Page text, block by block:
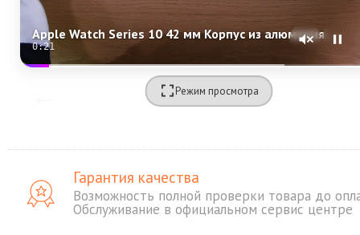
Apple Watch Series 10 42 мм Корпус из алюминия «Rose Gold» Спортивная петля «Plum»
0:19
Режим просмотра
Гарантия качества
Возможность полной проверки товара до
Обслуживание в официальном сервис центре